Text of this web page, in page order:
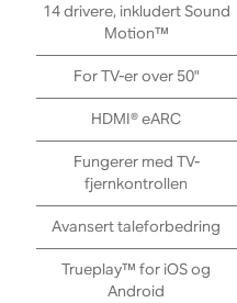
14 drivere, inkludert Sound
Motion™
For TV-er over 50"
HDMI® eARC
Fungerer med TV-
fjernkontrollen
Avansert taleforbedring
Trueplay™ for iOS og
Android